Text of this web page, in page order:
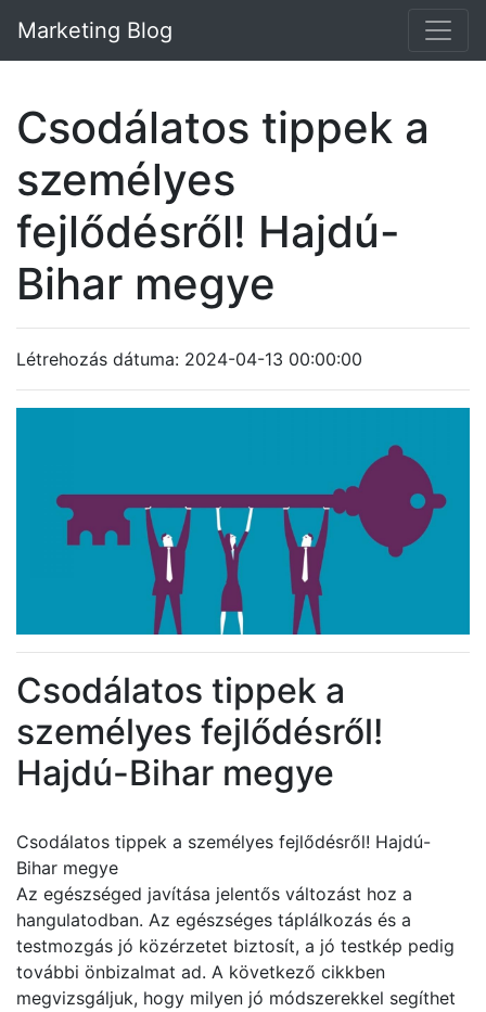
Marketing Blog
Csodálatos tippek a
személyes
fejlődésről! Hajdú-
Bihar megye
Létrehozás dátuma: 2024-04-13 00:00:00
Csodálatos tippek a
személyes fejlődésről!
Hajdú-Bihar megye
Csodálatos tippek a személyes fejlődésről! Hajdú-
Bihar megye
Az egészséged javítása jelentős változást hoz a
hangulatodban. Az egészséges táplálkozás és a
testmozgás jó közérzetet biztosít, a jó testkép pedig
további önbizalmat ad. A következő cikkben
megvizsgáljuk, hogy milyen jó módszerekkel segíthet